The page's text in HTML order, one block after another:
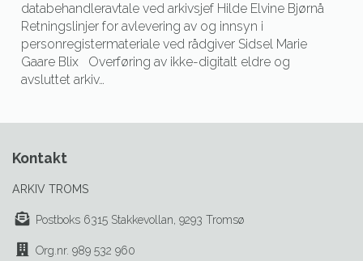
databehandleravtale ved arkivsjef Hilde Elvine Bjørnå
Retningslinjer for avlevering av og innsyn i
personregistermateriale ved rådgiver Sidsel Marie
Gaare Blix Overføring av ikke-digitalt eldre og
avsluttet arkiv…
Kontakt
ARKIV TROMS
Postboks 6315 Stakkevollan, 9293 Tromsø
Org.nr. 989 532 960